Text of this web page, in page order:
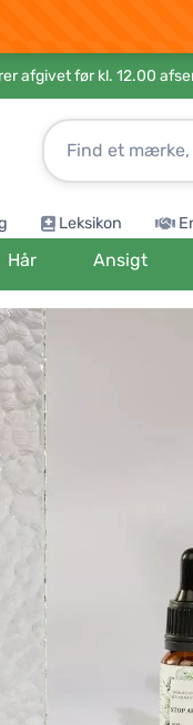
afgivet før kl. 12.00
Leksikon
Hår Ansigt